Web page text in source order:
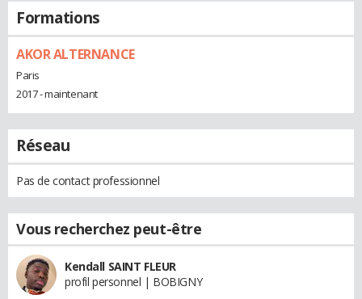
Formations
AKOR ALTERNANCE
Paris
2017 - maintenant
Réseau
Pas de contact professionnel
Vous recherchez peut-être
Kendall SAINT FLEUR
profil personnel | BOBIGNY